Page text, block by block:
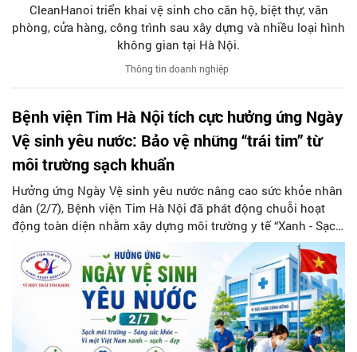
CleanHanoi triển khai vệ sinh cho căn hộ, biệt thự, văn
phòng, cửa hàng, công trình sau xây dựng và nhiều loại hình
không gian tại Hà Nội.
Thông tin doanh nghiệp
Bệnh viện Tim Hà Nội tích cực hưởng ứng Ngày
Vệ sinh yêu nước: Bảo vệ những “trái tim” từ
môi trường sạch khuẩn
Hưởng ứng Ngày Vệ sinh yêu nước nâng cao sức khỏe nhân
dân (2/7), Bệnh viện Tim Hà Nội đã phát động chuỗi hoạt
động toàn diện nhằm xây dựng môi trường y tế “Xanh - Sạch
- Đẹp”, nâng cao an toàn người bệnh và lan tỏa tinh thần
phòng bệnh chủ động đến cộng đồng.